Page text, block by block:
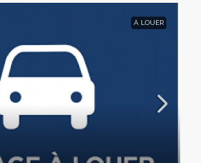
À LOUER